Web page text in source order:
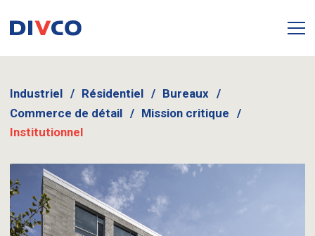
Industriel Résidentiel
Bureaux
Commerce de détail
Mission critique
Institutionnel